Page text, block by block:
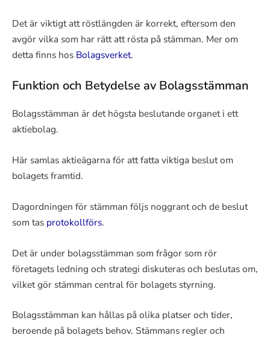
Det är viktigt att röstlängden är korrekt, eftersom den
avgör vilka som har rätt att rösta på stämman. Mer om
detta finns hos Bolagsverket.
Funktion och Betydelse av Bolagsstämman
Bolagsstämman är det högsta beslutande organet i ett
aktiebolag.
Här samlas aktieägarna för att fatta viktiga beslut om
bolagets framtid.
Dagordningen för stämman följs noggrant och de beslut
som tas protokollförs.
Det är under bolagsstämman som frågor som rör
företagets ledning och strategi diskuteras och beslutas om,
vilket gör stämman central för bolagets styrning.
Bolagsstämman kan hållas på olika platser och tider,
beroende på bolagets behov. Stämmans regler och